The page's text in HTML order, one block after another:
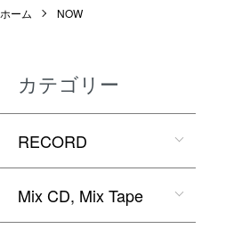
ホーム NOW
カテゴリー
RECORD
Mix CD, Mix Tape